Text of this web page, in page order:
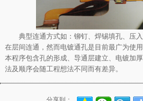
典型连通方式如：铆钉、焊锡填孔、压入
在层间连通，然而电镀通孔是目前最广为使
本程序包含孔的形成、导通层建立、电镀加
法及顺序会随工程想法不同而有差异。